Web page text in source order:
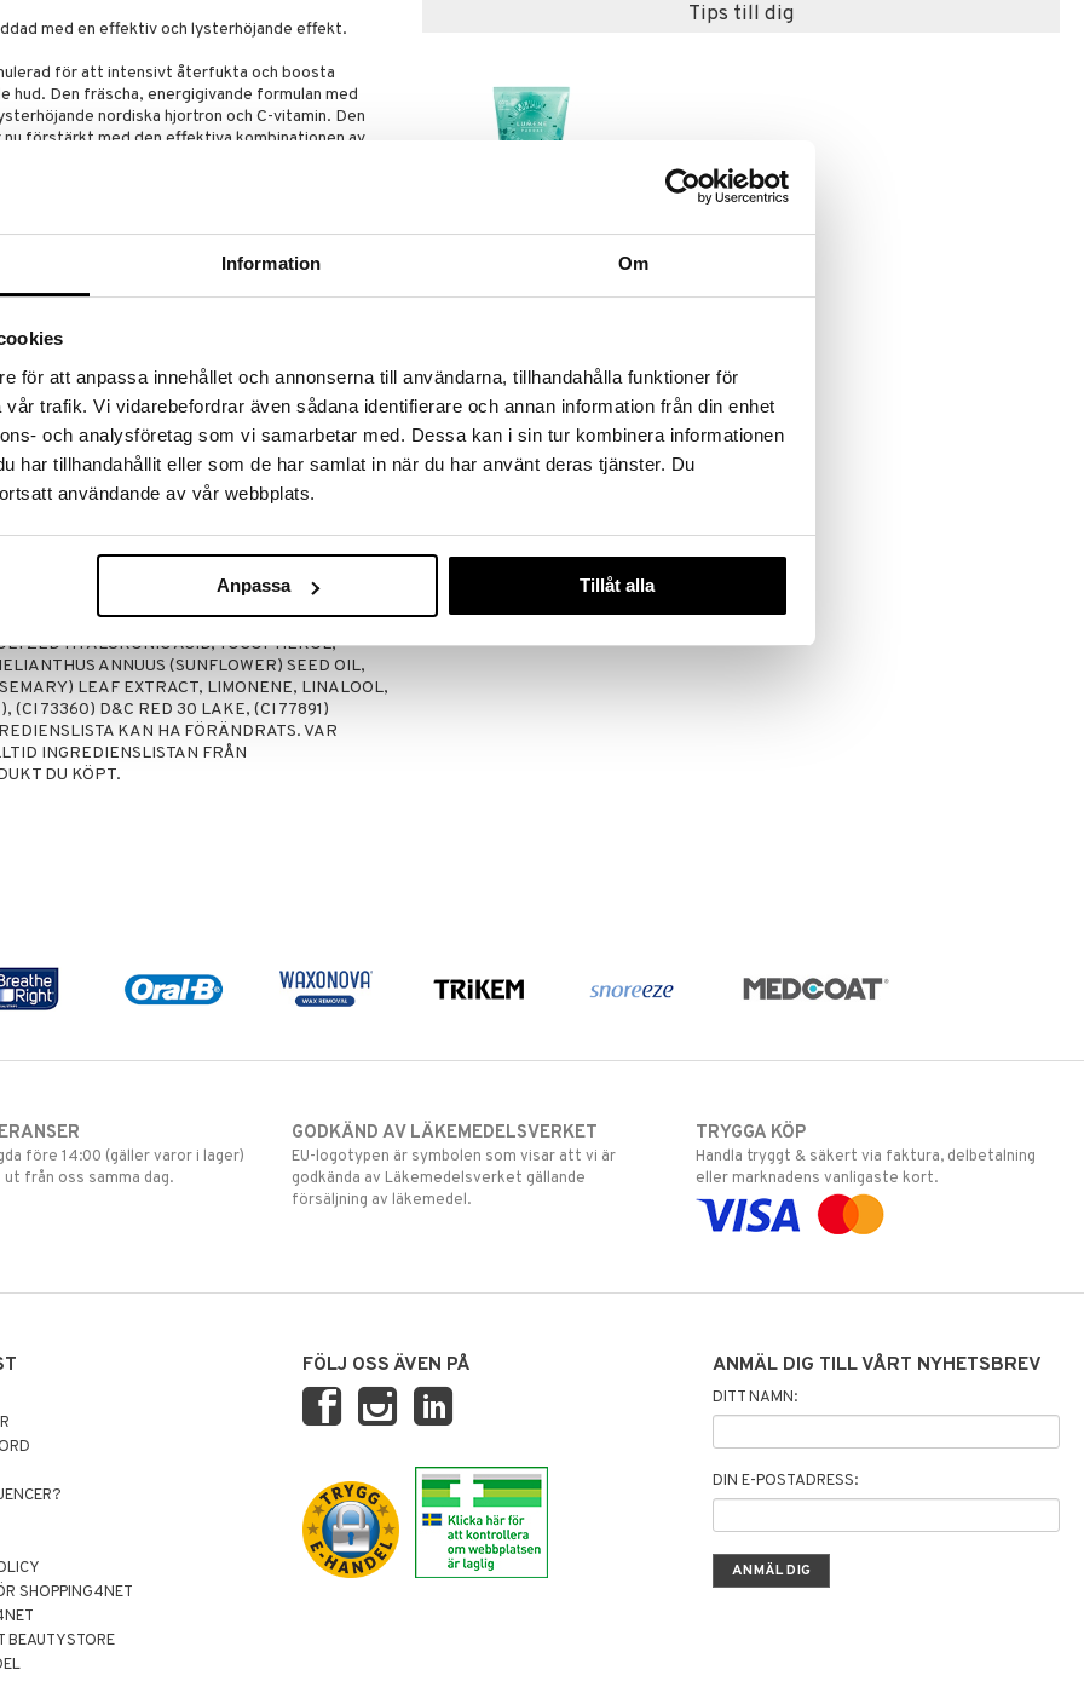
Information Om
för att anpassa innehållet och annonserna till användarna, tillhandahålla funktioner för
trafik. Vi vidarebefordrar även sådana identifierare och annan information från din enhet
och analysföretag som vi samarbetar med. Dessa kan i sin tur kombinera informationen
har tillhandahållit eller som de har samlat in när du har använt deras tjänster. Du
användande av vår webbplats.
Anpassa Tillåt alla
med en effektiv och lysterhöjande effekt.
för att intensivt återfukta och boosta
hud. Den fräscha, energigivande formulan med
nordiska hjortron och C-vitamin. Den
förstärkt med den effektiva kombinationen av
ut.
Tillverkad i Finland
DULCIS (SWEET ALMOND) OIL, COCO-
CHINENSIS (JOJOBA) SEED OIL,
FRUIT JUICE, PROPANEDIOL,
(CLOUDBERRY) FRUIT JUICE
SORBITAN OLIVATE, ASCORBYL
SEED OIL, RUBUS CHAMAEMORUS
PHENOXYETHANOL, SODIUM POLYACRYLATE,
HYDROXYACETOPHENONE, SORBITAN
POLYGLUTAMATE, CETEARYL
MICA, TOCOPHERYL ACETATE, XANTHAN GUM,
HYALURONIC ACID, TOCOPHEROL,
ANNUUS (SUNFLOWER) SEED OIL,
LEAF EXTRACT, LIMONENE, LINALOOL,
(CI 73360) D&C RED 30 LAKE, (CI 77891)
KAN HA FÖRÄNDRATS. VAR
INGREDIENSLISTAN FRÅN
DU KÖPT.
Tips till dig
Gel Cleanser
före 14:00 (gäller varor i lager)
från oss samma dag.
GODKÄND AV LÄKEMEDELSVERKET
EU-logotypen är symbolen som visar att vi är
godkända av Läkemedelsverket gällande
försäljning av läkemedel.
TRYGGA KÖP
Handla tryggt & säkert via faktura, delbetalning
eller marknadens vanligaste kort.
SHOPPING4NET
BEAUTYSTORE
FÖLJ OSS ÄVEN PÅ ANMÄL DIG TILL VÅRT NYHETSBREV
DITT NAMN:
DIN E-POSTADRESS: